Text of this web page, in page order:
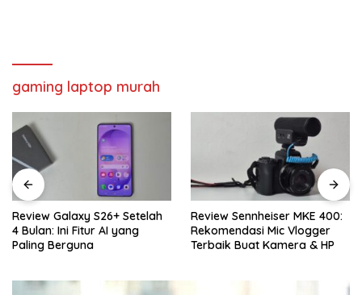
gaming laptop murah
Review Galaxy S26+ Setelah
4 Bulan: Ini Fitur AI yang
Paling Berguna
Review Sennheiser MKE 400:
Rekomendasi Mic Vlogger
Terbaik Buat Kamera & HP